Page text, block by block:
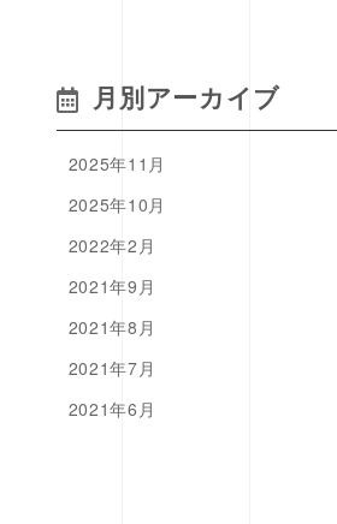
月別アーカイブ
2025年11月
2025年10月
2022年2月
2021年9月
2021年8月
2021年7月
2021年6月